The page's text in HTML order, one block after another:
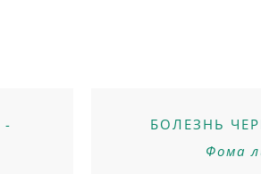
-
БОЛЕЗНЬ
Фома